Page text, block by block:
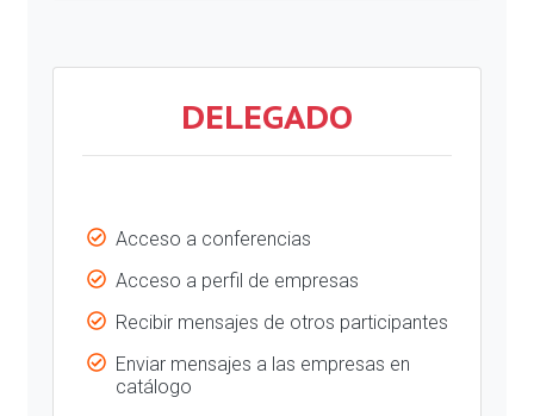
DELEGADO
Acceso a conferencias
Acceso a perfil de empresas
Recibir mensajes de otros participantes
Enviar mensajes a las empresas en
catálogo